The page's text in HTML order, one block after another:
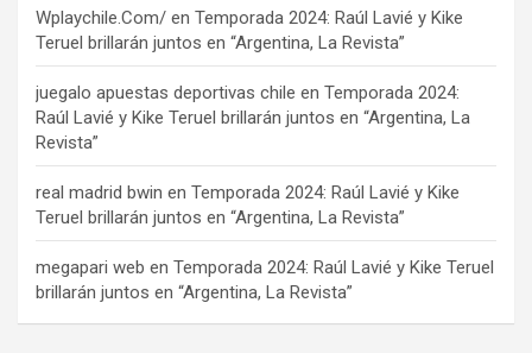
Wplaychile.Com/ en Temporada 2024: Raúl Lavié y Kike
Teruel brillarán juntos en “Argentina, La Revista”
juegalo apuestas deportivas chile en Temporada 2024:
Raúl Lavié y Kike Teruel brillarán juntos en “Argentina, La
Revista”
real madrid bwin en Temporada 2024: Raúl Lavié y Kike
Teruel brillarán juntos en “Argentina, La Revista”
megapari web en Temporada 2024: Raúl Lavié y Kike Teruel
brillarán juntos en “Argentina, La Revista”